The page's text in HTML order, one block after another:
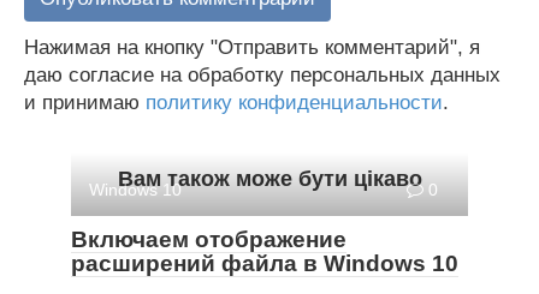
Нажимая на кнопку "Отправить комментарий", я
даю согласие на обработку персональных данных
и принимаю политику конфиденциальности.
Вам також може бути цікаво
Windows 10 0
Включаем отображение
расширений файла в Windows 10